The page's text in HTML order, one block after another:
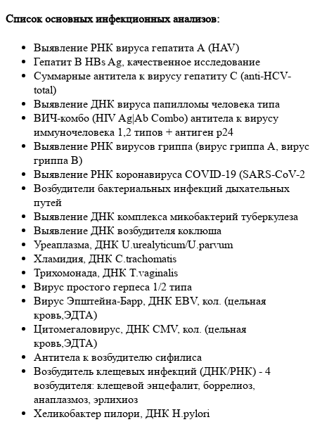
Список основных инфекционных анализов:
Выявление РНК вируса гепатита А (HAV)
Гепатит В HBs Ag, качественное исследование
Суммарные антитела к вирусу гепатиту С (anti-HCV-
total)
Выявление ДНК вируса папилломы человека типа
ВИЧ-комбо (HIV Ag|Ab Combo) антитела к вирусу
иммуночеловека 1,2 типов + антиген р24
Выявление РНК вирусов гриппа (вирус гриппа А, вирус
гриппа В)
Выявление РНК коронавируса COVID-19 (SARS-CoV-2
Возбудители бактериальных инфекций дыхательных
путей
Выявление ДНК комплекса микобактерий туберкулеза
Выявление ДНК возбудителя коклюша
Уреаплазма, ДНК U.urealyticum/U.parvum
Хламидия, ДНК С.trachomatis
Трихомонада, ДНК T.vaginalis
Вирус простого герпеса 1/2 типа
Вирус Эпштейна-Барр, ДНК EBV, кол. (цельная
кровь,ЭДТА)
Цитомегаловирус, ДНК CMV, кол. (цельная
кровь,ЭДТА)
Антитела к возбудителю сифилиса
Возбудитель клещевых инфекций (ДНК/РНК) - 4
возбудителя: клещевой энцефалит, боррелиоз,
анаплазмоз, эрлихиоз
Хеликобактер пилори, ДНК H.pylori